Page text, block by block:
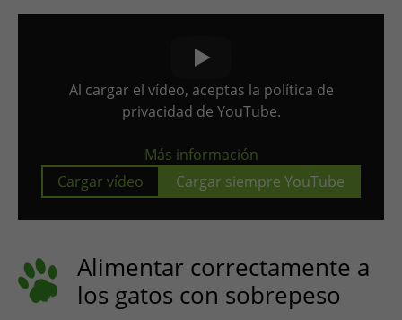
Al cargar el vídeo, aceptas la política de
privacidad de YouTube.
Más información
Cargar vídeo
Cargar siempre YouTube
Alimentar correctamente a
los gatos con sobrepeso